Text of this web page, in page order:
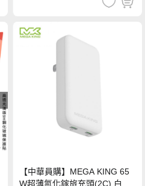
【中華員購】MEGA KING 65
W超薄氮化鎵旅充頭(2C) 白